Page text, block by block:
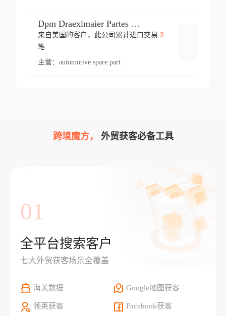
Dpm Draexlmaier Partes Automotrices Corr Ind Huejotzingo
来自美国的客户，此公司累计进口交易 3
笔
主营： automotive spare part
跨境魔方， 外贸获客必备工具
01
全平台搜索客户
七大外贸获客场景全覆盖
海关数据 Google地图获客
领英获客 Facebook获客